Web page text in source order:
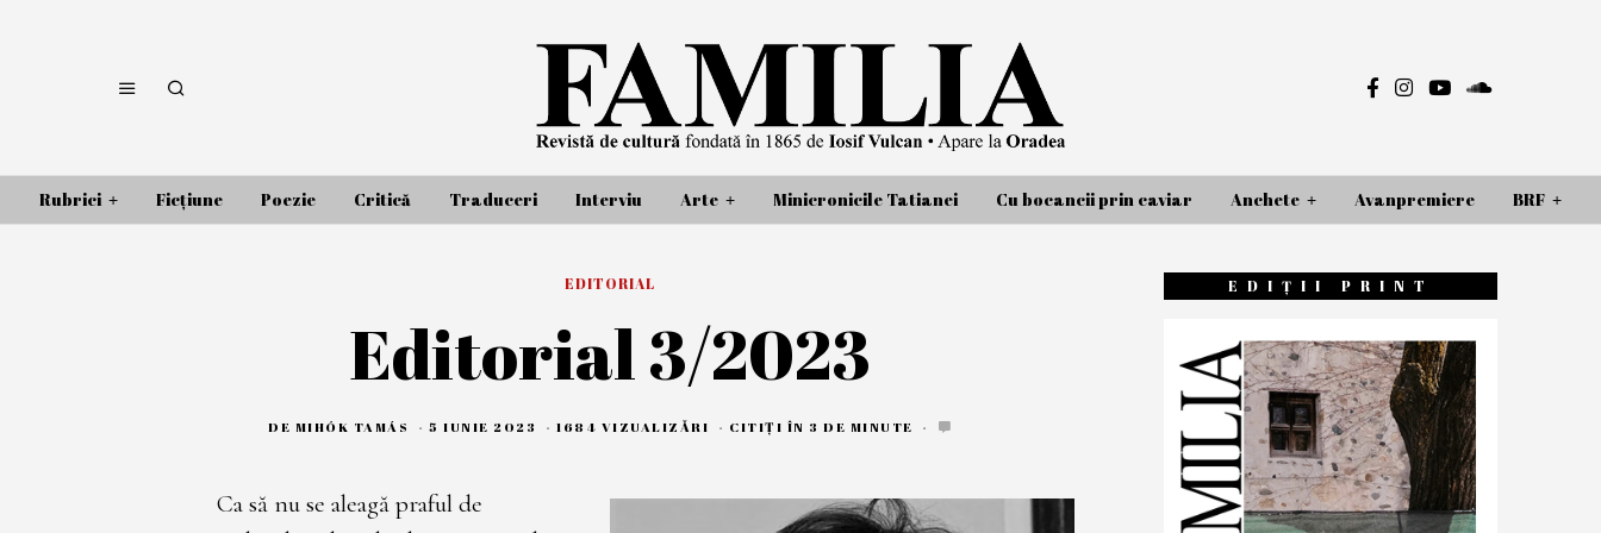
Rubrici Ficțiune Poezie Critică Traduceri Interviu Arte Minicronicile Tatianei Cu bocancii prin caviar Anchete Avanpremiere BRF
EDITORIAL
Editorial 3/2023
DE MIHÓK TAMÁS 5 IUNIE 2023 1684 VIZUALIZĂRI CITIȚI ÎN 3 DE MINUTE
Ca să nu se aleagă praful de
EDIȚII PRINT